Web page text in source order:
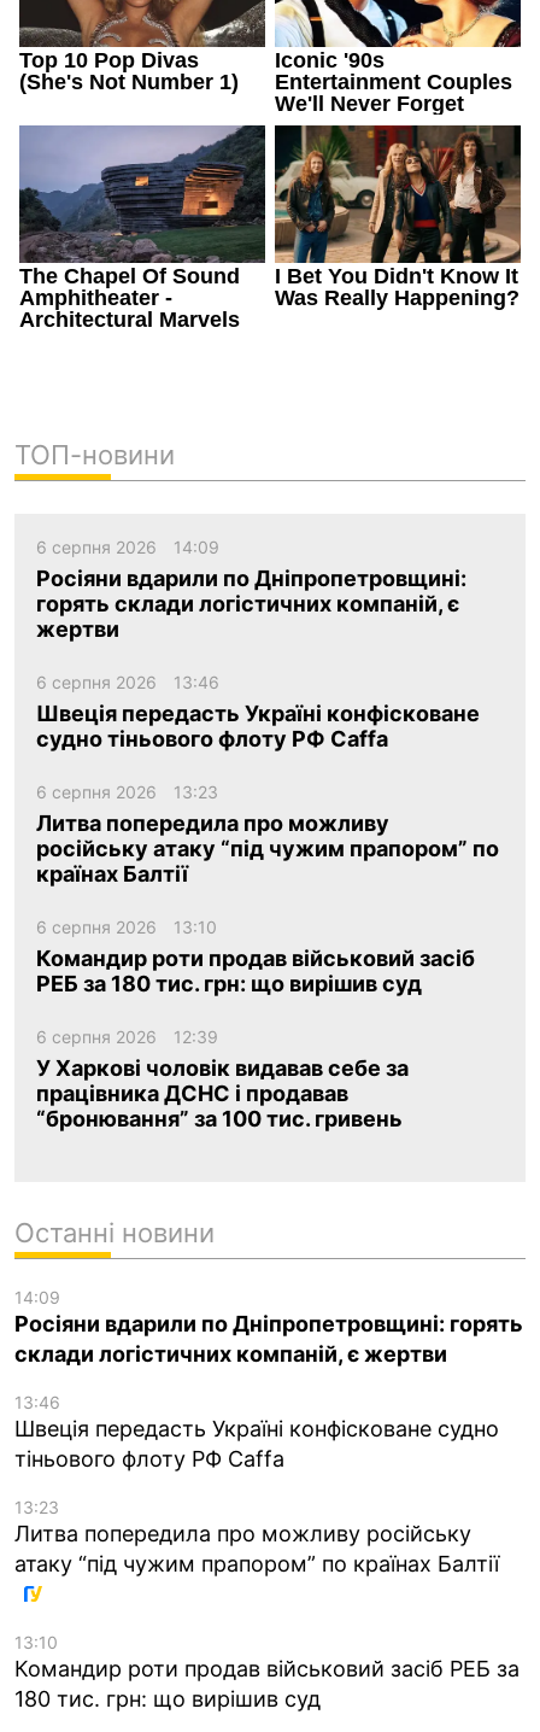
ТОП-новини
6 серпня 2026 14:09
Росіяни вдарили по Дніпропетровщині:
горять склади логістичних компаній, є
жертви
6 серпня 2026 13:46
Швеція передасть Україні конфісковане
судно тіньового флоту РФ Caffa
6 серпня 2026 13:23
Литва попередила про можливу
російську атаку “під чужим прапором” по
країнах Балтії
6 серпня 2026 13:10
Командир роти продав військовий засіб
РЕБ за 180 тис. грн: що вирішив суд
6 серпня 2026 12:39
У Харкові чоловік видавав себе за
працівника ДСНС і продавав
“бронювання” за 100 тис. гривень
Останні новини
14:09
Росіяни вдарили по Дніпропетровщині: горять
склади логістичних компаній, є жертви
13:46
Швеція передасть Україні конфісковане судно
тіньового флоту РФ Caffa
13:23
Литва попередила про можливу російську
атаку “під чужим прапором” по країнах Балтії
13:10
Командир роти продав військовий засіб РЕБ за
180 тис. грн: що вирішив суд